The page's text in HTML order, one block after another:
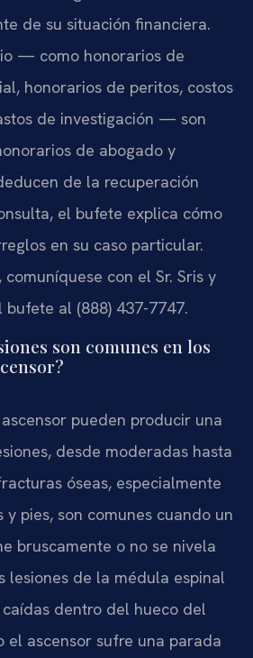
de su situación financiera.
— como honorarios de
honorarios de peritos, costos
de investigación — son
de abogado y
de la recuperación
el bufete explica cómo
en su caso particular.
con el Sr. Sris y
al (888) 437-7747.
son comunes en los
pueden producir una
desde moderadas hasta
óseas, especialmente
y pies, son comunes cuando un
bruscamente o no se nivela
lesiones de la médula espinal
dentro del hueco del
el ascensor sufre una parada